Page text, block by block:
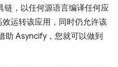
链，以任何源语言编译任何应
运转该应用，同时仍允许该
助 Asyncify，您就可以做到